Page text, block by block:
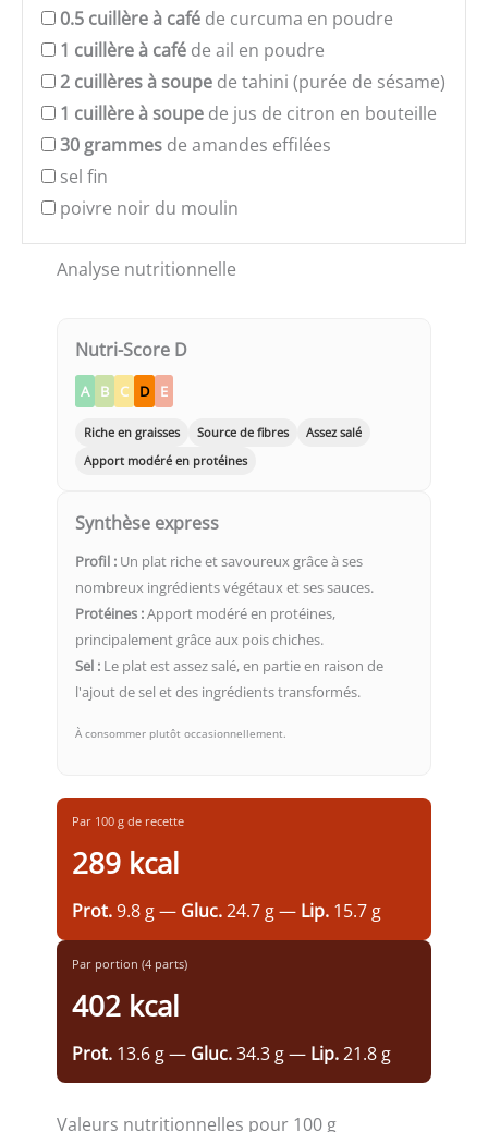
0.5 cuillère à café de curcuma en poudre
1 cuillère à café de ail en poudre
2 cuillères à soupe de tahini (purée de sésame)
1 cuillère à soupe de jus de citron en bouteille
30 grammes de amandes effilées
sel fin
poivre noir du moulin
Analyse nutritionnelle
Nutri-Score D
A B C D E
Riche en graisses Source de fibres
Assez salé
Apport modéré en protéines
Synthèse express
Profil : Un plat riche et savoureux grâce à ses
nombreux ingrédients végétaux et ses sauces.
Protéines :Apport modéré en protéines,
principalement grâce aux pois chiches.
Sel : Le plat est assez salé, en partie en raison de
l'ajout de sel et des ingrédients transformés.
À consommer plutôt occasionnellement.
Par 100 g de recette
289 kcal
Prot.9.8 g — Gluc.24.7 g — Lip. 15.7 g
Par portion (4 parts)
402 kcal
Prot. 13.6 g — Gluc.34.3 g — Lip.21.8 g
Valeurs nutritionnelles pour 100 g